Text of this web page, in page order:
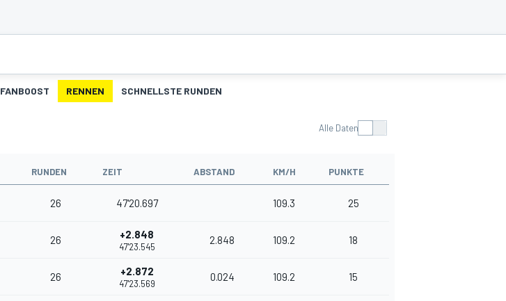
FANBOOST RENNEN SCHNELLSTE RUNDEN
Alle Daten
RUNDEN ZEIT ABSTAND KM/H PUNKTE
26 47'20.697 109.3 25
26 +2.848
47'23.545
2.848 109.2 18
26 +2.872
47'23.569
0.024 109.2 15